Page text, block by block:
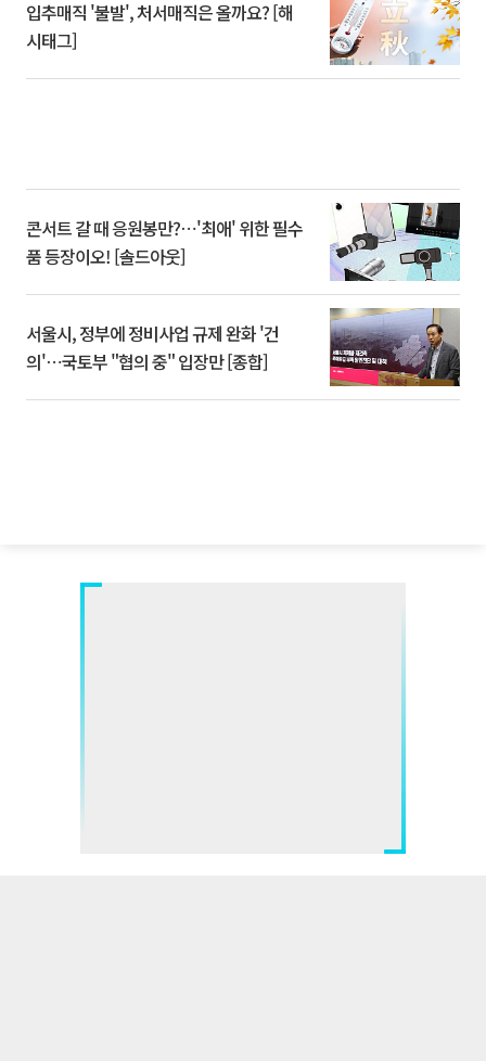
입추매직 '불발', 처서매직은 올까요? [해
시태그]
콘서트 갈 때 응원봉만?⋯'최애' 위한 필수
품 등장이오! [솔드아웃]
서울시, 정부에 정비사업 규제 완화 '건
의'⋯국토부 "협의 중" 입장만 [종합]